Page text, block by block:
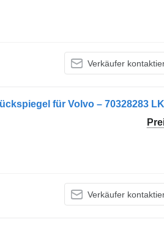
Verkäufer
für Volvo – 70328283
Verkäufer